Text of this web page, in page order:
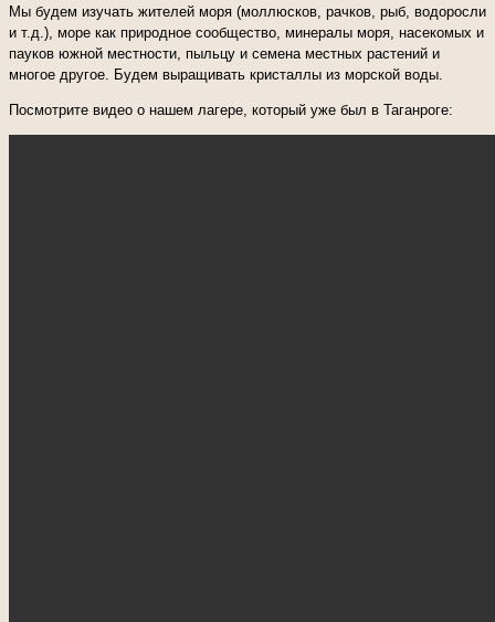
Мы будем изучать жителей моря (моллюсков, рачков, рыб, водоросли
и т.д.), море как природное сообщество, минералы моря, насекомых и
пауков южной местности, пыльцу и семена местных растений и
многое другое. Будем выращивать кристаллы из морской воды.
Посмотрите видео о нашем лагере, который уже был в Таганроге: